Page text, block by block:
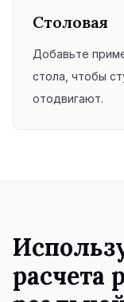
Столовая
Добавьте
стола, чтобы
отодвигают.
расчета